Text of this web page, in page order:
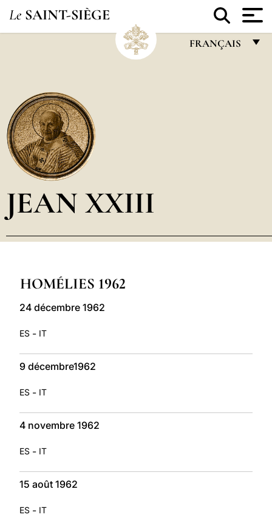
Le SAINT-SIÈGE
FRANÇAIS
العربيّة
JEAN XXIII
HOMÉLIES 1962
24 décembre 1962
ES - IT
9 décembre1962
ES - IT
4 novembre 1962
ES - IT
15 août 1962
ES - IT